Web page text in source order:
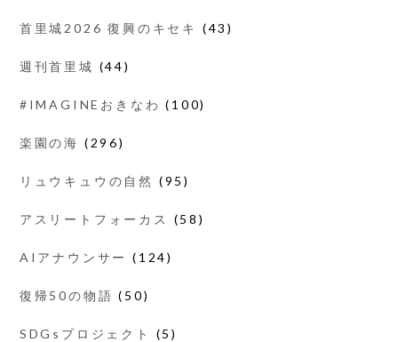
首里城2026 復興のキセキ (43)
週刊首里城 (44)
#IMAGINEおきなわ (100)
楽園の海 (296)
リュウキュウの自然 (95)
アスリートフォーカス (58)
AIアナウンサー (124)
復帰50の物語 (50)
SDGsプロジェクト (5)